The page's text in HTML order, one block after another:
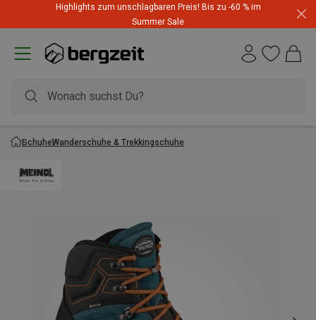
Highlights zum unschlagbaren Preis! Bis zu -60 % im
Summer Sale
SchuheWanderschuhe & Trekkingschuhe